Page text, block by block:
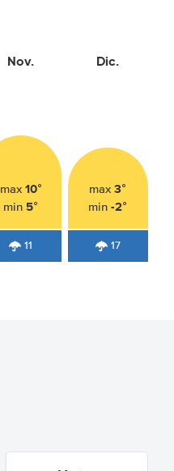
Nov.
max 10°
min 5°
11
Dic.
max3°
min-2°
17